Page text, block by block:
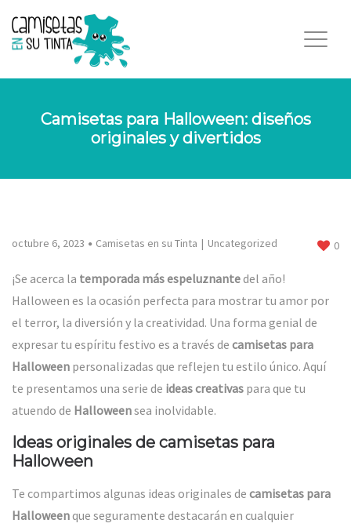
Camisetas para Halloween: diseños
originales y divertidos
octubre 6, 2023 Camisetas en su Tinta Uncategorized 0
¡Se acerca la temporada más espeluznantedel año!
Halloween es la ocasión perfecta para mostrar tu amor por
el terror, la diversión y la creatividad. Una forma genial de
expresar tu espíritu festivo es a través de camisetas para
Halloween personalizadas que reflejen tu estilo único. Aquí
te presentamos una serie de ideas creativas para que tu
atuendo de Halloweensea inolvidable.
Ideas originales de camisetas para
Halloween
Te compartimos algunas ideas originales de camisetas para
Halloweenque seguramente destacarán en cualquier